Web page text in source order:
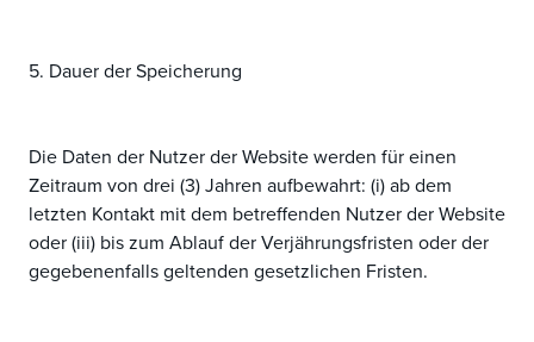
5. Dauer der Speicherung
Die Daten der Nutzer der Website werden für einen
Zeitraum von drei (3) Jahren aufbewahrt: (i) ab dem
letzten Kontakt mit dem betreffenden Nutzer der Website
oder (iii) bis zum Ablauf der Verjährungsfristen oder der
gegebenenfalls geltenden gesetzlichen Fristen.